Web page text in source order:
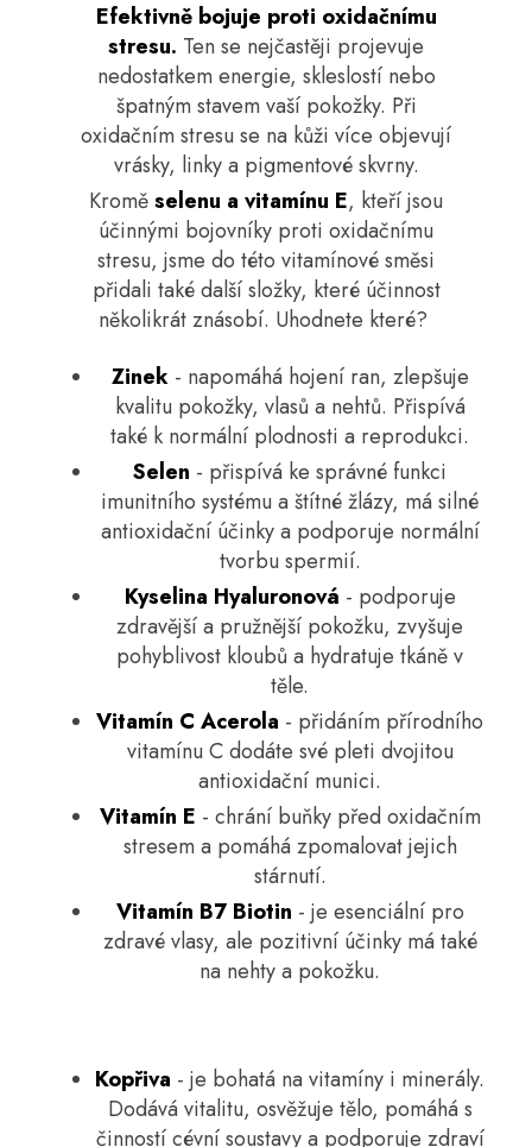
Efektivně bojuje proti oxidačnímu
stresu. Ten se nejčastěji projevuje
nedostatkem energie, skleslostí nebo
špatným stavem vaší pokožky. Při
oxidačním stresu se na kůži více objevují
vrásky, linky a pigmentové skvrny.
Kroměselenu a vitamínu E, kteří jsou
účinnými bojovníky proti oxidačnímu
stresu, jsme do této vitamínové směsi
přidali také další složky, které účinnost
několikrát znásobí. Uhodnete které?
Zinek - napomáhá hojení ran, zlepšuje
kvalitu pokožky, vlasů a nehtů. Přispívá
také k normální plodnosti a reprodukci.
Selen - přispívá ke správné funkci
imunitního systému a štítné žlázy, má silné
antioxidační účinky a podporuje normální
tvorbu spermií.
Kyselina Hyaluronová - podporuje
zdravější a pružnější pokožku, zvyšuje
pohyblivost kloubů a hydratuje tkáně v
těle.
Vitamín C Acerola - přidáním přírodního
vitamínu C dodáte své pleti dvojitou
antioxidační munici.
Vitamín E - chrání buňky před oxidačním
stresem a pomáhá zpomalovat jejich
stárnutí.
Vitamín B7 Biotin - je esenciální pro
zdravé vlasy, ale pozitivní účinky má také
na nehty a pokožku.
Kopřiva - je bohatá na vitamíny i minerály.
Dodává vitalitu, osvěžuje tělo, pomáhá s
činností cévní soustavy a podporuje zdraví